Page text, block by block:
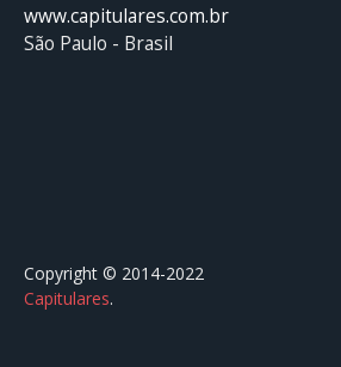
www.capitulares.com.br
São Paulo - Brasil
Copyright © 2014-2022
Capitulares